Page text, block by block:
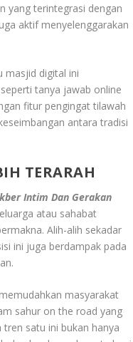
yang terintegrasi dengan
aktif menyelenggarakan
masjid digital ini
tanya jawab online
fitur pengingat tilawah
antara tradisi
TERARAH
Intim Dan Gerakan
atau sahabat
Alih-alih sekadar
ini juga berdampak pada
masyarakat
sahur on the road yang
satu ini bukan hanya